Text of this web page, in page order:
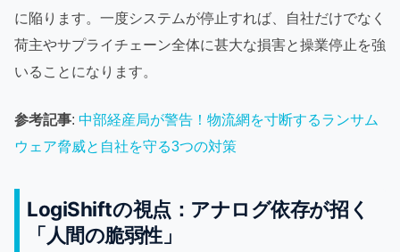
に陥ります。一度システムが停止すれば、自社だけでなく
荷主やサプライチェーン全体に甚大な損害と操業停止を強
いることになります。
参考記事: 中部経産局が警告！物流網を寸断するランサム
ウェア脅威と自社を守る3つの対策
LogiShiftの視点：アナログ依存が招く
「人間の脆弱性」